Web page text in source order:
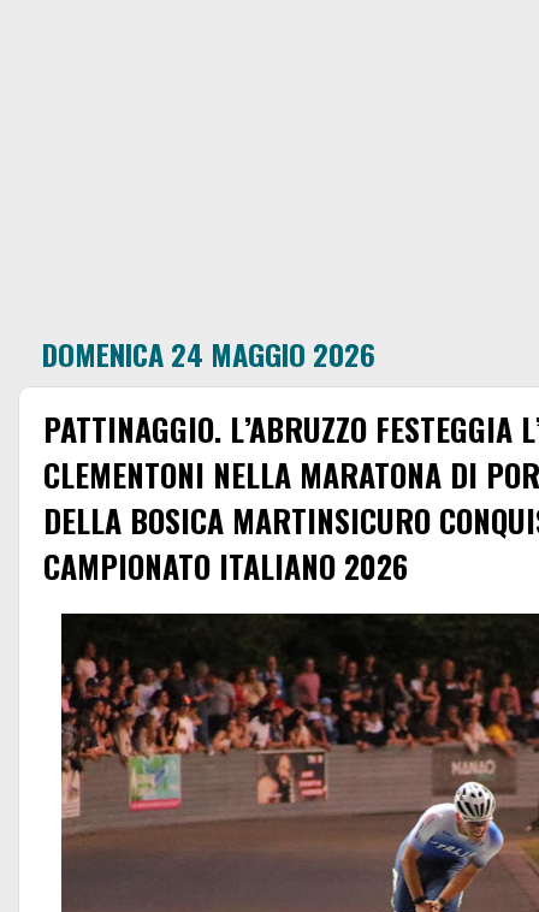
DOMENICA 24 MAGGIO 2026
PATTINAGGIO. L’ABRUZZO FESTEGGIA
CLEMENTONI NELLA MARATONA DI
DELLA BOSICA MARTINSICURO
CAMPIONATO ITALIANO 2026